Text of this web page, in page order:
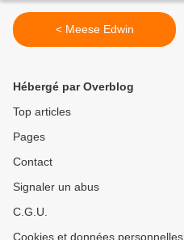
< Meese Edwin
Hébergé par Overblog
Top articles
Pages
Contact
Signaler un abus
C.G.U.
Cookies et données personnelles